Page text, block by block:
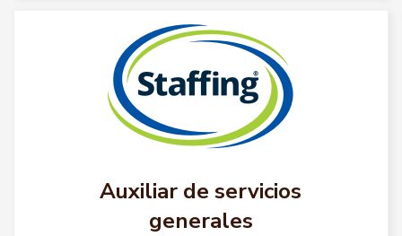
Auxiliar de servicios
generales